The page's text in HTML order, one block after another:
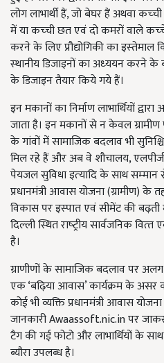
लोग लाभार्थी हैं, जो बेघर हैं अथवा
में या कच्‍ची छत एवं दो कमरों वाले
करने के लिए प्रौद्योगिकी का इस्‍तेमाल
स्‍थानीय डिजाइनों का अध्‍ययन करने के
के डिजाइन तैयार किये गये हैं।
इन मकानों का निर्माण लाभार्थियों
जाता है। इन मकानों से न केवल
के गांवों में सामाजिक बदलाव भी
मिल रहे हैं और अब वे शौचालय,
पेयजल सुविधा इत्‍यादि के साथ
प्रधानमंत्री आवास योजना (ग्रामीण)
विकास पर इस्‍पात एवं सीमेंट की
दिल्‍ली स्थित राष्‍ट्रीय सार्वजनिक वित्‍त
है।
ग्राणीणों के सामाजिक बदलाव पर
एक ‘बढ़िया आवास’ कार्यक्रम के
कोई भी व्‍यक्ति प्रधानमंत्री आवास
जानकारी Awaassoft.nic.in पर
टैग की गई फोटो और लाभार्थियों के
ब्‍यौरा उपलब्‍ध है।